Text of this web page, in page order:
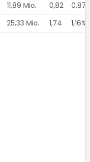
11,89 Mio. 0,82
25,33 Mio. 1,74
1,16%